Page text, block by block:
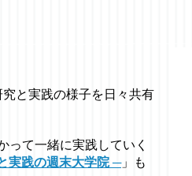
究と実践の様子を日々共有
って一緒に実践していく
実践の週末大学院 ─」も